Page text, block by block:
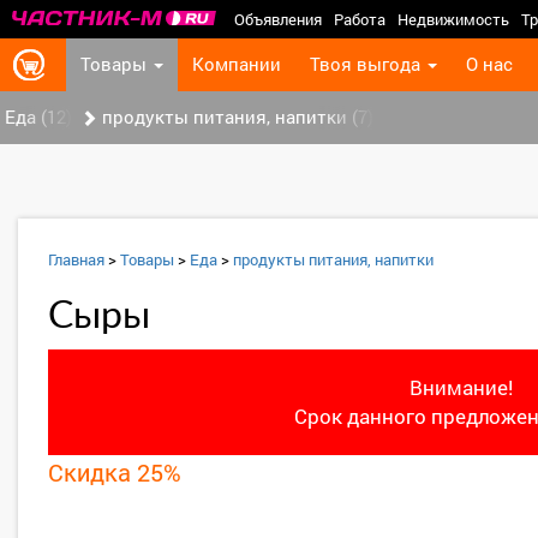
Объявления Работа Недвижимость
Товары Компании Твоя выгода О нас
Еда (12) продукты питания, напитки (7)
Главная>Товары > Еда> продукты питания, напитки
Сыры
Внимание!
Срок данного
Скидка 25%